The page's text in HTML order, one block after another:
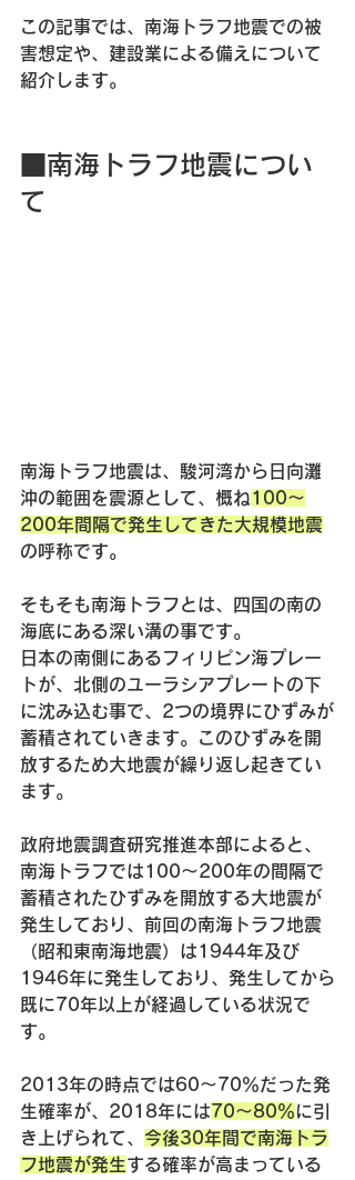
この記事では、南海トラフ地震での被
害想定や、建設業による備えについて
紹介します。
■南海トラフ地震につい
て
南海トラフ地震は、駿河湾から日向灘
沖の範囲を震源として、概ね100～
200年間隔で発生してきた大規模地震
の呼称です。
そもそも南海トラフとは、四国の南の
海底にある深い溝の事です。
日本の南側にあるフィリピン海プレー
トが、北側のユーラシアプレートの下
に沈み込む事で、2つの境界にひずみが
蓄積されていきます。このひずみを開
放するため大地震が繰り返し起きてい
ます。
政府地震調査研究推進本部によると、
南海トラフでは100～200年の間隔で
蓄積されたひずみを開放する大地震が
発生しており、前回の南海トラフ地震
（昭和東南海地震）は1944年及び
1946年に発生しており、発生してから
既に70年以上が経過している状況で
す。
2013年の時点では60～70％だった発
生確率が、2018年には70～80％に引
き上げられて、 今後30年間で南海トラ
フ地震が発生する確率が高まっている